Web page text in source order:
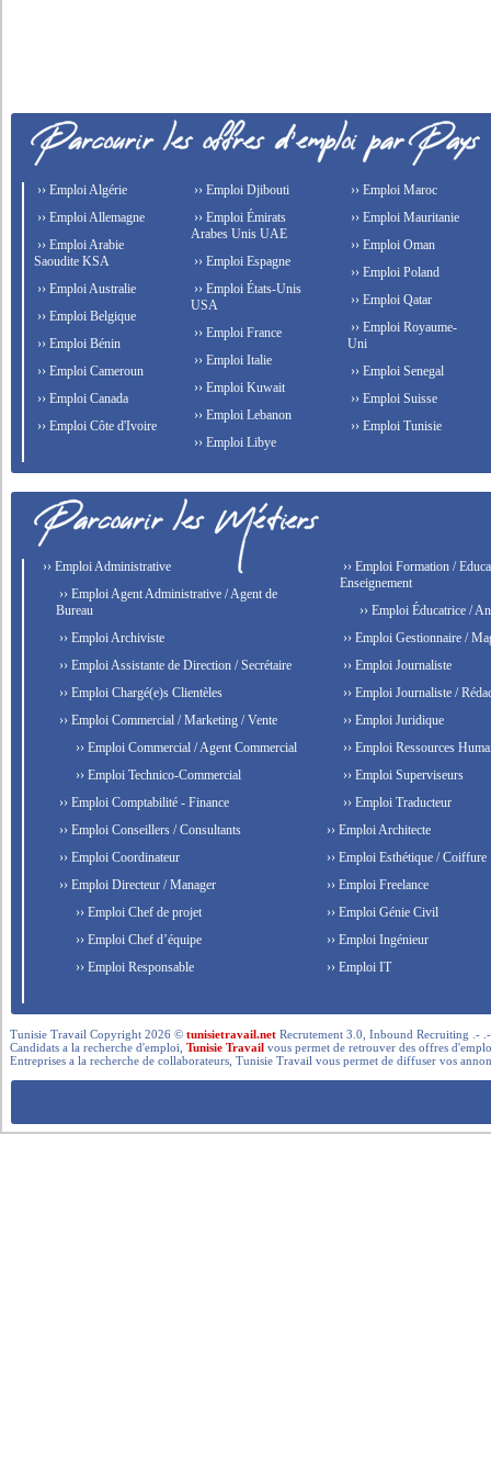
›› Emploi Algérie
›› Emploi Allemagne
›› Emploi Arabie
Saoudite KSA
›› Emploi Australie
›› Emploi Belgique
›› Emploi Bénin
›› Emploi Cameroun
›› Emploi Canada
›› Emploi Côte d'Ivoire
›› Emploi Djibouti
›› Emploi Émirats
Arabes Unis UAE
›› Emploi Espagne
›› Emploi États-Unis
USA
›› Emploi France
›› Emploi Italie
›› Emploi Kuwait
›› Emploi Lebanon
›› Emploi Libye
›› Emploi Maroc
›› Emploi Mauritanie
›› Emploi Oman
›› Emploi Poland
›› Emploi Qatar
›› Emploi Royaume-
Uni
›› Emploi Senegal
›› Emploi Suisse
›› Emploi Tunisie
›› Emploi Administrative
›› Emploi Agent Administrative / Agent de
Bureau
›› Emploi Archiviste
›› Emploi Assistante de Direction / Secrétaire
›› Emploi Chargé(e)s Clientèles
›› Emploi Commercial / Marketing / Vente
›› Emploi Commercial / Agent Commercial
›› Emploi Technico-Commercial
›› Emploi Comptabilité - Finance
›› Emploi Conseillers / Consultants
›› Emploi Coordinateur
›› Emploi Directeur / Manager
›› Emploi Chef de projet
›› Emploi Chef d’équipe
›› Emploi Responsable
›› Emploi Formation /
Enseignement
›› Emploi Éducatrice /
›› Emploi Gestionnaire /
›› Emploi Journaliste
›› Emploi Journaliste /
›› Emploi Juridique
›› Emploi Ressources
›› Emploi Superviseurs
›› Emploi Traducteur
›› Emploi Architecte
›› Emploi Esthétique / Coiffure
›› Emploi Freelance
›› Emploi Génie Civil
›› Emploi Ingénieur
›› Emploi IT
Tunisie Travail Copyright 2026 ©tunisietravail.net Recrutement 3.0, Inbound Recruiting .-
Candidats a la recherche d'emploi,Tunisie Travail vous permet de retrouver des offres
Entreprises a la recherche de collaborateurs, Tunisie Travail vous permet de diffuser vos